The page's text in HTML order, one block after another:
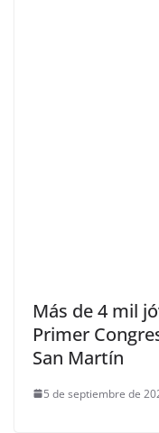
Más de 4 mil
Primer
San Martín
5 de septiembre de